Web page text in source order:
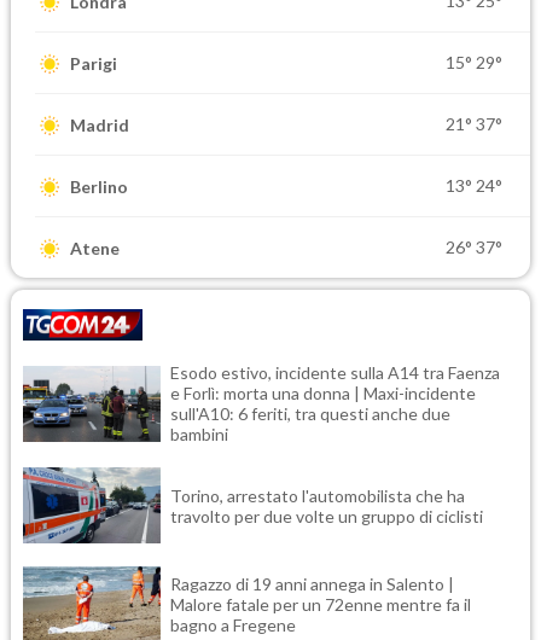
Parigi 15° 29°
Madrid 21° 37°
Berlino 13° 24°
Atene 26° 37°
Esodo estivo, incidente sulla A14 tra Faenza
e Forlì: morta una donna | Maxi-incidente
sull'A10: 6 feriti, tra questi anche due
bambini
Torino, arrestato l'automobilista che ha
travolto per due volte un gruppo di ciclisti
Ragazzo di 19 anni annega in Salento |
Malore fatale per un 72enne mentre fa il
bagno a Fregene